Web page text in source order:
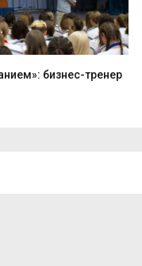
бизнес-тренер